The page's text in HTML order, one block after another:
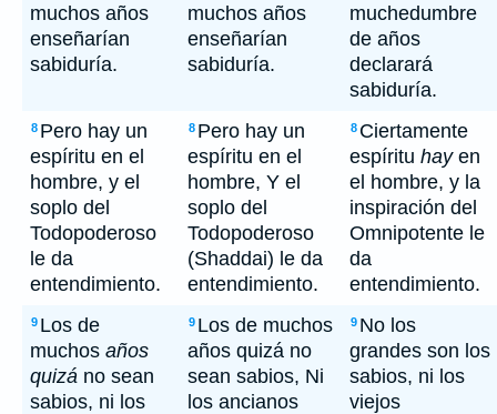
muchos años
enseñarían
sabiduría.
muchos años
enseñarían
sabiduría.
muchedumbre
de años
declarará
sabiduría.
8 Pero hay un
espíritu en el
hombre, y el
soplo del
Todopoderoso
le da
entendimiento.
8 Pero hay un
espíritu en el
hombre, Y el
soplo del
Todopoderoso
(Shaddai) le da
entendimiento.
8 Ciertamente
espíritu hayen
el hombre, y la
inspiración del
Omnipotente le
da
entendimiento.
9 Los de
muchos años
quizá no sean
sabios, ni los
9 Los de muchos
años quizá no
sean sabios, Ni
los ancianos
9 No los
grandes son los
sabios, ni los
viejos